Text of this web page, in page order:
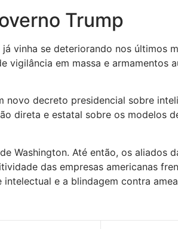
Trump
vinha se deteriorando nos últimos
vigilância em massa e
novo decreto presidencial sobre
direta e estatal sobre os modelos
Washington. Até então, os aliados
das empresas americanas
e a blindagem contra